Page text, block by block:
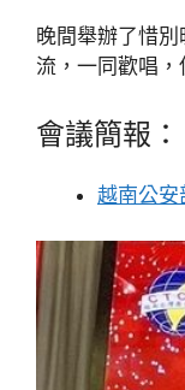
晚間舉辦了惜
流，一同歡唱，
會議簡報：
越南公安